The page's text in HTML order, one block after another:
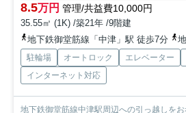
8.5万円 管理/共益費10,000円
35.55㎡ (1K) /築21年 /9階建
地下鉄御堂筋線「中津」駅 徒歩7分
地
駐輪場 オートロック エレベーター
インターネット対応
地下鉄御堂筋線中津駅周辺への引っ越しをお